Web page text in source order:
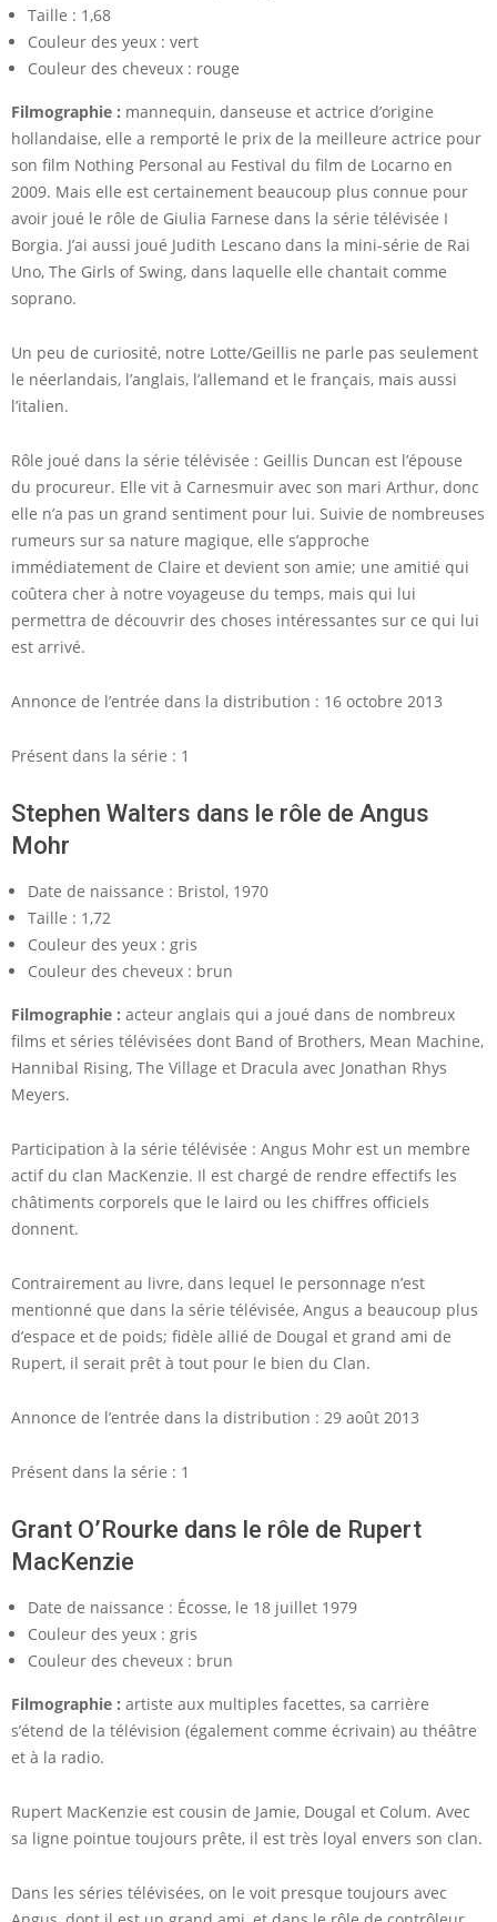
Taille : 1,68
Couleur des yeux : vert
Couleur des cheveux : rouge
Filmographie : mannequin, danseuse et actrice d’origine
hollandaise, elle a remporté le prix de la meilleure actrice pour
son film Nothing Personal au Festival du film de Locarno en
2009. Mais elle est certainement beaucoup plus connue pour
avoir joué le rôle de Giulia Farnese dans la série télévisée I
Borgia. J’ai aussi joué Judith Lescano dans la mini-série de Rai
Uno, The Girls of Swing, dans laquelle elle chantait comme
soprano.
Un peu de curiosité, notre Lotte/Geillis ne parle pas seulement
le néerlandais, l’anglais, l’allemand et le français, mais aussi
l’italien.
Rôle joué dans la série télévisée : Geillis Duncan est l’épouse
du procureur. Elle vit à Carnesmuir avec son mari Arthur, donc
elle n’a pas un grand sentiment pour lui. Suivie de nombreuses
rumeurs sur sa nature magique, elle s’approche
immédiatement de Claire et devient son amie; une amitié qui
coûtera cher à notre voyageuse du temps, mais qui lui
permettra de découvrir des choses intéressantes sur ce qui lui
est arrivé.
Annonce de l’entrée dans la distribution : 16 octobre 2013
Présent dans la série : 1
Stephen Walters dans le rôle de Angus
Mohr
Date de naissance : Bristol, 1970
Taille : 1,72
Couleur des yeux : gris
Couleur des cheveux : brun
Filmographie : acteur anglais qui a joué dans de nombreux
films et séries télévisées dont Band of Brothers, Mean Machine,
Hannibal Rising, The Village et Dracula avec Jonathan Rhys
Meyers.
Participation à la série télévisée : Angus Mohr est un membre
actif du clan MacKenzie. Il est chargé de rendre effectifs les
châtiments corporels que le laird ou les chiffres officiels
donnent.
Contrairement au livre, dans lequel le personnage n’est
mentionné que dans la série télévisée, Angus a beaucoup plus
d’espace et de poids; fidèle allié de Dougal et grand ami de
Rupert, il serait prêt à tout pour le bien du Clan.
Annonce de l’entrée dans la distribution : 29 août 2013
Présent dans la série : 1
Grant O’Rourke dans le rôle de Rupert
MacKenzie
Date de naissance : Écosse, le 18 juillet 1979
Couleur des yeux : gris
Couleur des cheveux : brun
Filmographie : artiste aux multiples facettes, sa carrière
s’étend de la télévision (également comme écrivain) au théâtre
et à la radio.
Rupert MacKenzie est cousin de Jamie, Dougal et Colum. Avec
sa ligne pointue toujours prête, il est très loyal envers son clan.
Dans les séries télévisées, on le voit presque toujours avec